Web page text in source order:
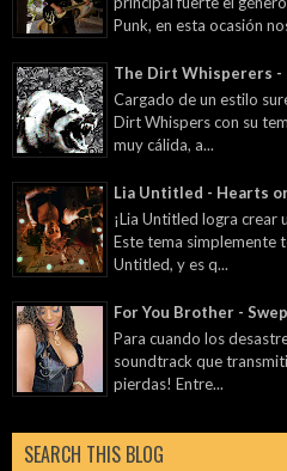
Punk, en esta ocasión
The Dirt Whisperers -
Cargado de un estilo
Dirt Whispers con su
muy cálida, a...
Lia Untitled - Hearts
¡Lia Untitled logra crear
Este tema simplemente
Untitled, y es q...
For You Brother -
Para cuando los
soundtrack que
pierdas! Entre...
SEARCH THIS BLOG